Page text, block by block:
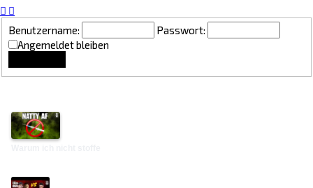
Benutzername:
Passwort:
Angemeldet bleiben